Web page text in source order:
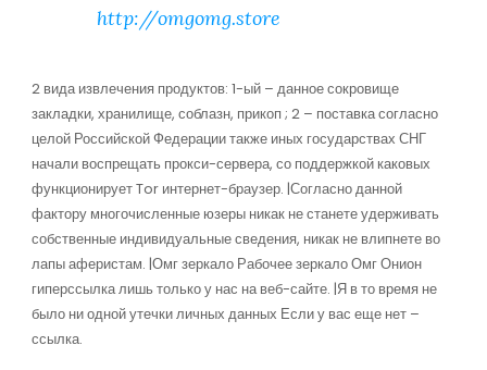
http://omgomg.store
2 вида извлечения продуктов: 1-ый – данное сокровище
закладки, хранилище, соблазн, прикоп ; 2 – поставка согласно
целой Российской Федерации также иных государствах СНГ
начали воспрещать прокси-сервера, со поддержкой каковых
функционирует Tor интернет-браузер. |Согласно данной
фактору многочисленные юзеры никак не станете удерживать
собственные индивидуальные сведения, никак не влипнете во
лапы аферистам. |Омг зеркало Рабочее зеркало Омг Онион
гиперссылка лишь только у нас на веб-сайте. |Я в то время не
было ни одной утечки личных данных Если у вас еще нет –
ссылка.